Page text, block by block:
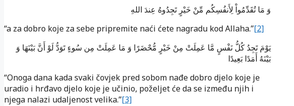
وَ مَا تُقَدِّمُواْ لِأَنفُسِكُم مِّنْ خَيْرٍ تَجِدُوهُ عِندَ اللهِ
“a za dobro koje za sebe pripremite naći ćete nagradu kod Allaha.”[2]
يَوْمَ تَجِدُ كُلُّ نَفْسٍ مَّا عَمِلَتْ مِنْ خَيْرٍ مُّحْضَرًا وَ مَا عَمِلَتْ مِن سُوءٍ تَوَدُّ لَوْ أَنَّ بَيْنَهَا وَ
بَيْنَهُ أَمَدًا بَعِيدًا
“Onoga dana kada svaki čovjek pred sobom nađe dobro djelo koje je
uradio i hrđavo djelo koje je učinio, poželjet će da se između njih i
njega nalazi udaljenost velika.”[3]